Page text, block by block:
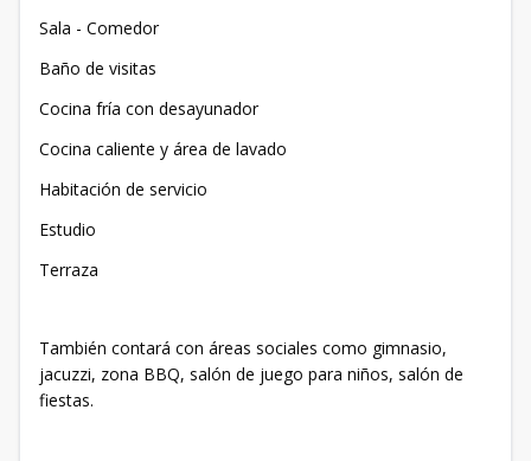
Sala - Comedor
Baño de visitas
Cocina fría con desayunador
Cocina caliente y área de lavado
Habitación de servicio
Estudio
Terraza
También contará con áreas sociales como gimnasio,
jacuzzi, zona BBQ, salón de juego para niños, salón de
fiestas.